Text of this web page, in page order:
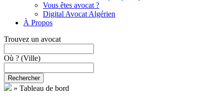
Vous êtes avocat ?
Digital Avocat Algérien
À Propos
Trouvez un avocat
Où ? (Ville)
Rechercher
» Tableau de bord